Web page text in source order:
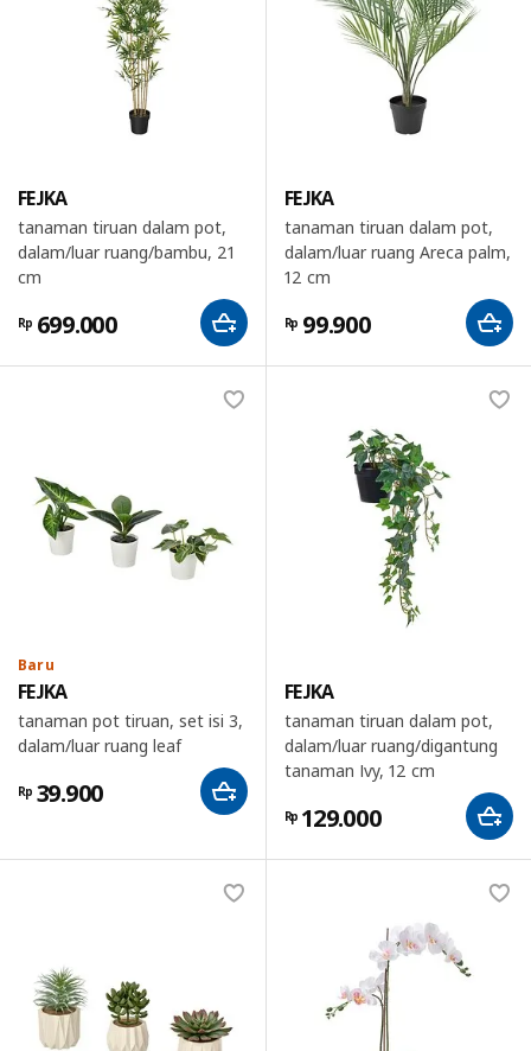
FEJKA
tanaman tiruan dalam pot,
dalam/luar ruang/bambu, 21
cm
Rp 699.000
FEJKA
tanaman tiruan dalam pot,
dalam/luar ruang Areca palm,
12 cm
Rp 99.900
Baru
FEJKA
tanaman pot tiruan, set isi 3,
dalam/luar ruang leaf
Rp 39.900
FEJKA
tanaman tiruan dalam pot,
dalam/luar ruang/digantung
tanaman Ivy, 12 cm
Rp 129.000